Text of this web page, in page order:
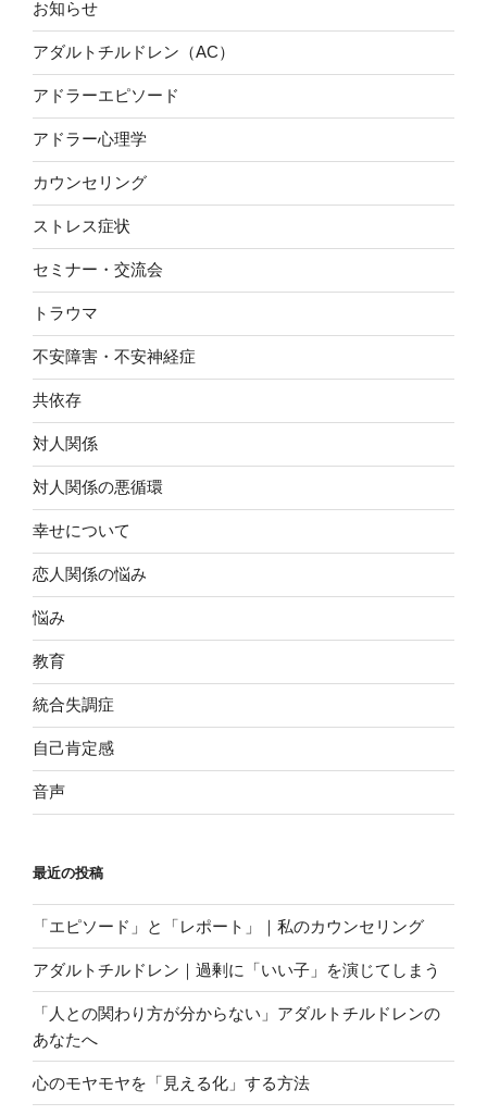
お知らせ
アダルトチルドレン（AC）
アドラーエピソード
アドラー心理学
カウンセリング
ストレス症状
セミナー・交流会
トラウマ
不安障害・不安神経症
共依存
対人関係
対人関係の悪循環
幸せについて
恋人関係の悩み
悩み
教育
統合失調症
自己肯定感
音声
最近の投稿
「エピソード」と「レポート」｜私のカウンセリング
アダルトチルドレン｜過剰に「いい子」を演じてしまう
「人との関わり方が分からない」アダルトチルドレンの
あなたへ
心のモヤモヤを「見える化」する方法